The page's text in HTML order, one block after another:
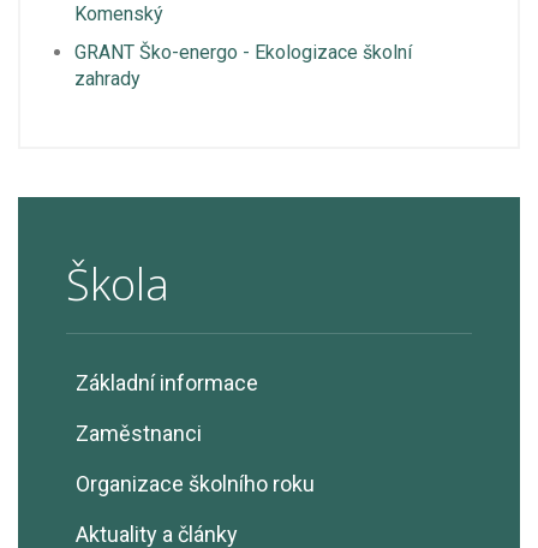
Škola
Základní informace
Zaměstnanci
Organizace školního roku
Aktuality a články
Komenský
GRANT Ško-energo - Ekologizace školní
zahrady